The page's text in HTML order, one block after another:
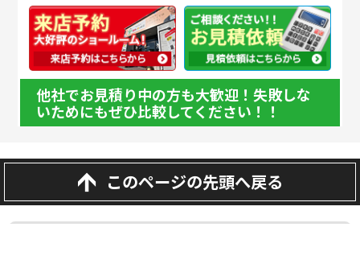
他社でお見積り中の方も大歓迎！失敗しな
いためにもぜひ比較してください！！
このページの先頭へ戻る